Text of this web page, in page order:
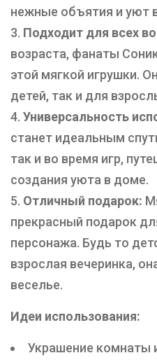
нежные объятия и уют
Подходит для всех
возраста, фанаты
этой мягкой игрушки.
детей, так и для
Универсальность
станет идеальным
так и во время игр,
создания уюта в доме.
Отличный подарок:
прекрасный подарок
персонажа. Будь то
взрослая вечеринка,
веселье.
Идеи использования:
Украшение комнаты